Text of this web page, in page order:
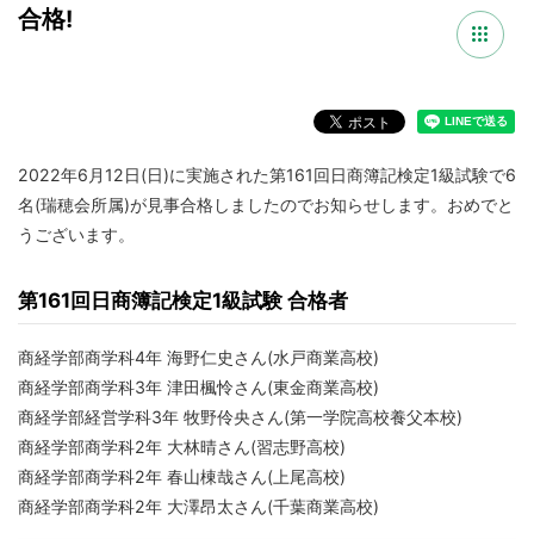
合格!
2022年6月12日(日)に実施された第161回日商簿記検定1級試験で6
名(瑞穂会所属)が見事合格しましたのでお知らせします。おめでと
うございます。
第161回日商簿記検定1級試験 合格者
商経学部商学科4年 海野仁史さん(水戸商業高校)
商経学部商学科3年 津田楓怜さん(東金商業高校)
商経学部経営学科3年 牧野伶央さん(第一学院高校養父本校)
商経学部商学科2年 大林晴さん(習志野高校)
商経学部商学科2年 春山棟哉さん(上尾高校)
商経学部商学科2年 大澤昂太さん(千葉商業高校)